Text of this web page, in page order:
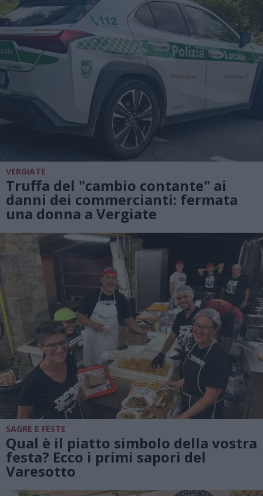
VERGIATE
Truffa del "cambio contante" ai
danni dei commercianti: fermata
una donna a Vergiate
SAGRE E FESTE
Qual è il piatto simbolo della vostra
festa? Ecco i primi sapori del
Varesotto